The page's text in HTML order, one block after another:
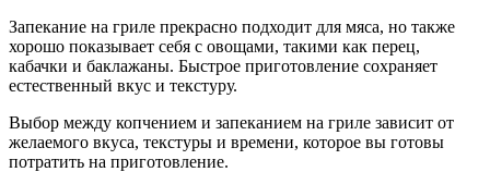
Запекание на гриле прекрасно подходит для мяса, но также
хорошо показывает себя с овощами, такими как перец,
кабачки и баклажаны. Быстрое приготовление сохраняет
естественный вкус и текстуру.
Выбор между копчением и запеканием на гриле зависит от
желаемого вкуса, текстуры и времени, которое вы готовы
потратить на приготовление.